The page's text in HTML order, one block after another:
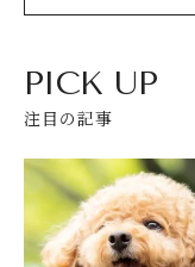
PICK UP
注目の記事